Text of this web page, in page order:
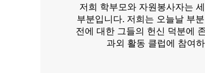
저희 학부모와 자원봉사자는
부분입니다. 저희는 오늘날 부
전에 대한 그들의 헌신 덕분에
과외 활동 클럽에 참여